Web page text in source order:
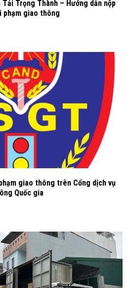
Trọng Thành – Hướng dẫn nộp
phạm giao thông
giao thông trên Cổng dịch vụ
Quốc gia